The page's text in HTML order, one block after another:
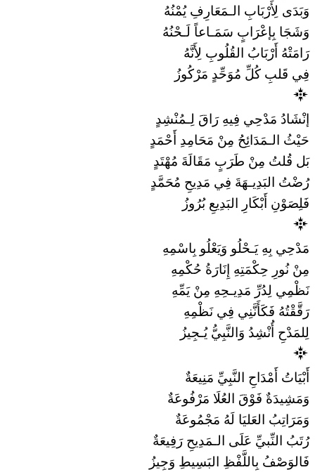
وَبَدَى لِأَرْبَابِ الـمَعَارِفِ يُمْنُهُ
وَشَجَا بِإعْرَابٍ سَمَـاعاً لَـحْنُهُ
رَامَتْهُ أَرْبَابُ القُلُوبِ لِأَنَّهُ
فِي قَلبِ كُلِّ مُوَحِّدٍ مَرْكُوزُ
إنْشَادُ مَدْحِي فِيهِ رَاقَ لِـمُنْشِدٍ
حَيْثُ الـمَدَائِحُ مِنْ مَحَامِدِ أَحْمَدٍ
بَل قُلتُ مِنْ طَرَبٍ مَقَالَةَ مُهْتَدٍ
رُضْتُ البَدِيـهَةَ فِي مَدِيحِ مُحَمَّدٍ
فَلِصَوْنِ أَبْكَارِ البَدِيعِ بُرُوزُ
مَدْحِي بِهِ يَـحْلُو وَيَعْلُو بِاسْمِهِ
مِنْ نُورِ حِكْمَتِهِ إِنَارَةُ حُكْمِهِ
نَظْمِي لِدُرِّ مَدِيـحِهِ مِنْ يَمِّهِ
رَقَّقْتُهُ فَكَأَنَّنِي فِي نَظْمِهِ
لِلمَدْحِ أُنْشِدُ وَالنَّبِيُّ يُـجِيزُ
أَبْيَاتُ أَمْدَاحِ النَّبِيِّ مَنِيعَةٌ
وَمَشِيدَةٌ فَوْقَ العُلَا مَرْفُوعَةٌ
وَمَرَاتِبُ العَليَا لَهُ مَجْمُوعَةٌ
رُتَبُ النِّبيِّ عَلَى الـمَدِيحِ رَفِيعَةٌ
فَالوَصْفُ بِاللَّفْظِ البَسِيطِ وَجِيزُ